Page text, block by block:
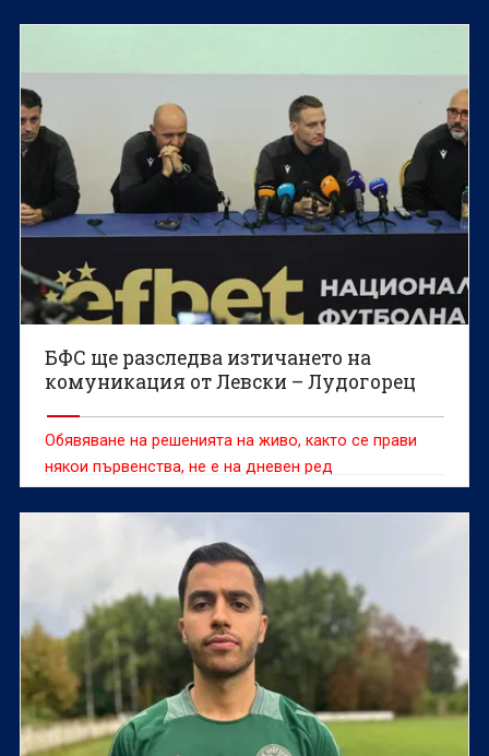
БФС ще разследва изтичането на
комуникация от Левски – Лудогорец
Обявяване на решенията на живо, както се прави
някои първенства, не е на дневен ред